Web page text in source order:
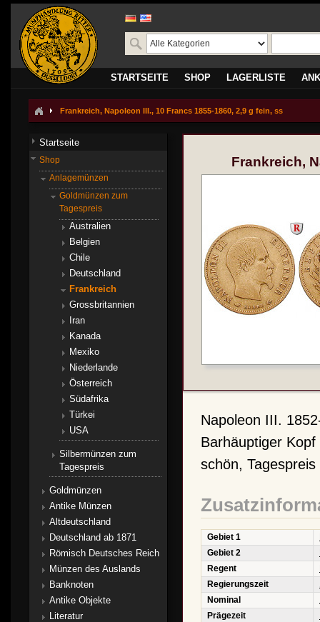
STARTSEITE SHOP LAGERLISTE
Frankreich, Napoleon III., 10 Francs 1855-1860, 2,9 g fein, ss
Frankreich,
Napoleon III.
Barhäuptiger
schön, Tagespreis
Gebiet 1
Gebiet 2
Regent
Regierungszeit
Nominal
Prägezeit
Startseite
Shop
Anlagemünzen
Goldmünzen zum
Tagespreis
Australien
Belgien
Chile
Deutschland
Frankreich
Grossbritannien
Iran
Kanada
Mexiko
Niederlande
Österreich
Südafrika
Türkei
USA
Silbermünzen zum
Tagespreis
Goldmünzen
Antike Münzen
Altdeutschland
Deutschland ab 1871
Römisch Deutsches Reich
Münzen des Auslands
Banknoten
Antike Objekte
Literatur